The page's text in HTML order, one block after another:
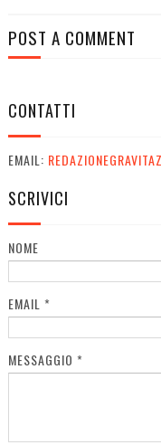
POST A COMMENT
CONTATTI
EMAIL:
SCRIVICI
NOME
EMAIL *
MESSAGGIO *